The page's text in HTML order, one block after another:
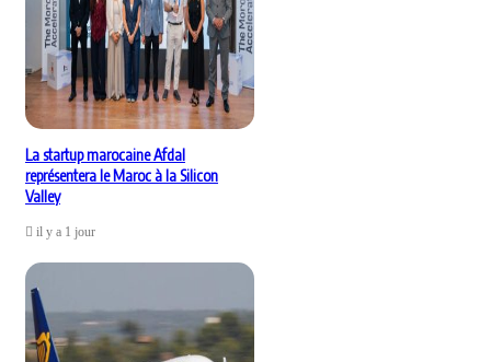
La startup marocaine Afdal
représentera le Maroc à la Silicon
Valley
il y a 1 jour